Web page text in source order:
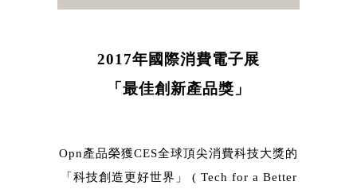
2017年國際消費電子展
「最佳創新產品獎」
Opn產品榮獲CES全球頂尖消費科技大獎的
「科技創造更好世界」 ( Tech for a Better